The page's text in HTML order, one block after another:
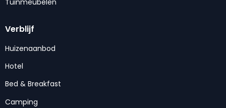
Tuinmeubelen
Verblijf
Huizenaanbod
Hotel
Bed & Breakfast
Camping